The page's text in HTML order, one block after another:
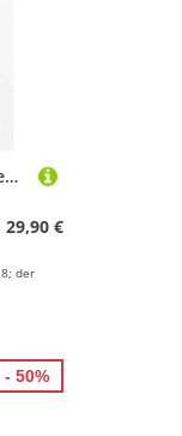
L.gonline Jogginganzug Damen Trainingsanzug modern Freizeitanzug sportlich ohne Kapuze 500A (Set, 2-tlg., Ohne Kapuze), bestehend aus Hose und Jacke
29,90 €
der
- 50%